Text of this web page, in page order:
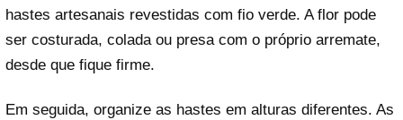
hastes artesanais revestidas com fio verde. A flor pode
ser costurada, colada ou presa com o próprio arremate,
desde que fique firme.
Em seguida, organize as hastes em alturas diferentes. As